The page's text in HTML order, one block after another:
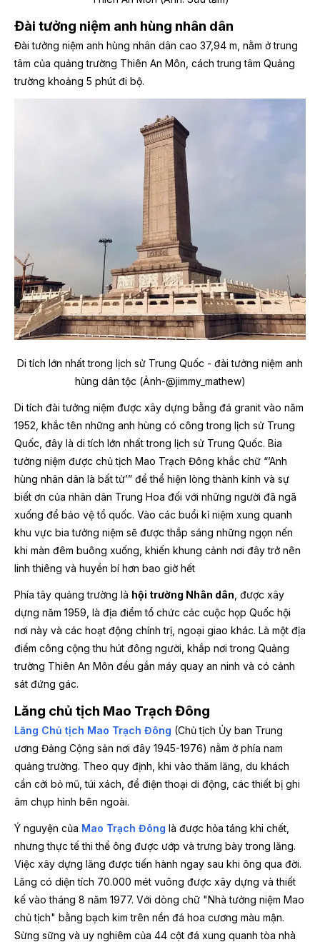
Đài tưởng niệm anh hùng nhân dân
Đài tưởng niệm anh hùng nhân dân cao 37,94 m, nằm ở trung
tâm của quảng trường Thiên An Môn, cách trung tâm Quảng
trường khoảng 5 phút đi bộ.
Di tích lớn nhất trong lịch sử Trung Quốc - đài tưởng niệm anh
hùng dân tộc (Ảnh-@jimmy_mathew)
Di tích đài tưởng niệm được xây dựng bằng đá granit vào năm
1952, khắc tên những anh hùng có công trong lịch sử Trung
Quốc, đây là di tích lớn nhất trong lịch sử Trung Quốc. Bia
tưởng niệm được chủ tịch Mao Trạch Đông khắc chữ “’Anh
hùng nhân dân là bất tử’” để thể hiện lòng thành kính và sự
biết ơn của nhân dân Trung Hoa đối với những người đã ngã
xuống để bảo vệ tổ quốc. Vào các buổi kỉ niệm xung quanh
khu vực bia tưởng niệm sẽ được thắp sáng những ngọn nến
khi màn đêm buông xuống, khiến khung cảnh nơi đây trở nên
linh thiêng và huyền bí hơn bao giờ hết
Phía tây quảng trường là hội trường Nhân dân , được xây
dựng năm 1959, là địa điểm tổ chức các cuộc họp Quốc hội
nơi này và các hoạt động chính trị, ngoại giao khác. Là một địa
điểm công cộng thu hút đông người, khắp nơi trong Quảng
trường Thiên An Môn đều gắn máy quay an ninh và có cảnh
sát đứng gác.
Lăng chủ tịch Mao Trạch Đông
Lăng Chủ tịch Mao Trạch Đông (Chủ tịch Ủy ban Trung
ương Đảng Cộng sản nơi đây 1945-1976) nằm ở phía nam
quảng trường. Theo quy định, khi vào thăm lăng, du khách
cần cởi bỏ mũ, túi xách, để điện thoại di động, các thiết bị ghi
âm chụp hình bên ngoài.
Ý nguyện của Mao Trạch Đông là được hỏa táng khi chết,
nhưng thực tế thi thể ông được ướp và trưng bày trong lăng.
Việc xây dựng lăng được tiến hành ngay sau khi ông qua đời.
Lăng có diện tích 70.000 mét vuông được xây dựng và thiết
kế vào tháng 8 năm 1977. Với dòng chữ "Nhà tưởng niệm Mao
chủ tịch" bằng bạch kim trên nền đá hoa cương màu mận.
Sừng sững và uy nghiêm của 44 cột đá xung quanh tòa nhà